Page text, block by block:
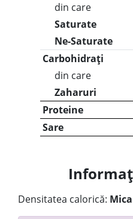
din care
Saturate
Ne-Saturate
Carbohidrați
din care
Zaharuri
Proteine
Sare
Densitatea calorică: